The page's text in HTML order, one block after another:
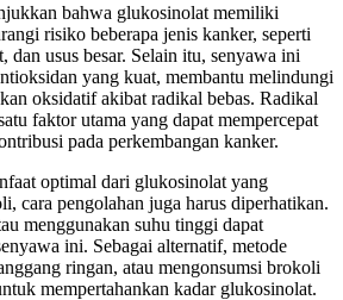
bahwa glukosinolat memiliki
risiko beberapa jenis kanker, seperti
dan usus besar. Selain itu, senyawa ini
yang kuat, membantu melindungi
oksidatif akibat radikal bebas. Radikal
faktor utama yang dapat mempercepat
pada perkembangan kanker.
optimal dari glukosinolat yang
cara pengolahan juga harus diperhatikan.
menggunakan suhu tinggi dapat
ini. Sebagai alternatif, metode
ringan, atau mengonsumsi brokoli
mempertahankan kadar glukosinolat.